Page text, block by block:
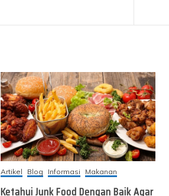
Artikel Blog Informasi Makanan
Ketahui Junk Food Dengan Baik Agar